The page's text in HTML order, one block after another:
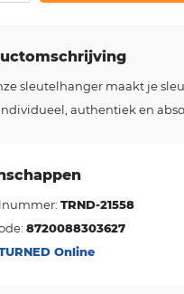
sleutelhanger maakt je
authentiek en
TRND-21558
8720088303627
Online